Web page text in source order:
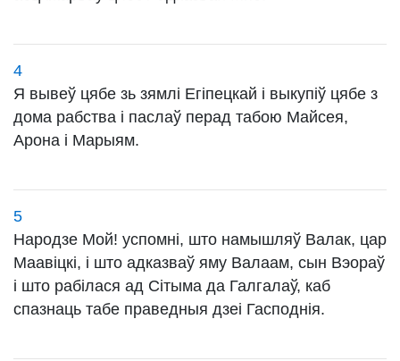
4
Я вывеў цябе зь зямлі Егіпецкай і выкупіў цябе з
дома рабства і паслаў перад табою Майсея,
Арона і Марыям.
5
Народзе Мой! успомні, што намышляў Валак, цар
Маавіцкі, і што адказваў яму Валаам, сын Вэораў
і што рабілася ад Сітыма да Галгалаў, каб
спазнаць табе праведныя дзеі Гасподнія.